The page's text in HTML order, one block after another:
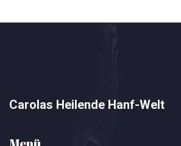
Carolas Heilende Hanf-Welt